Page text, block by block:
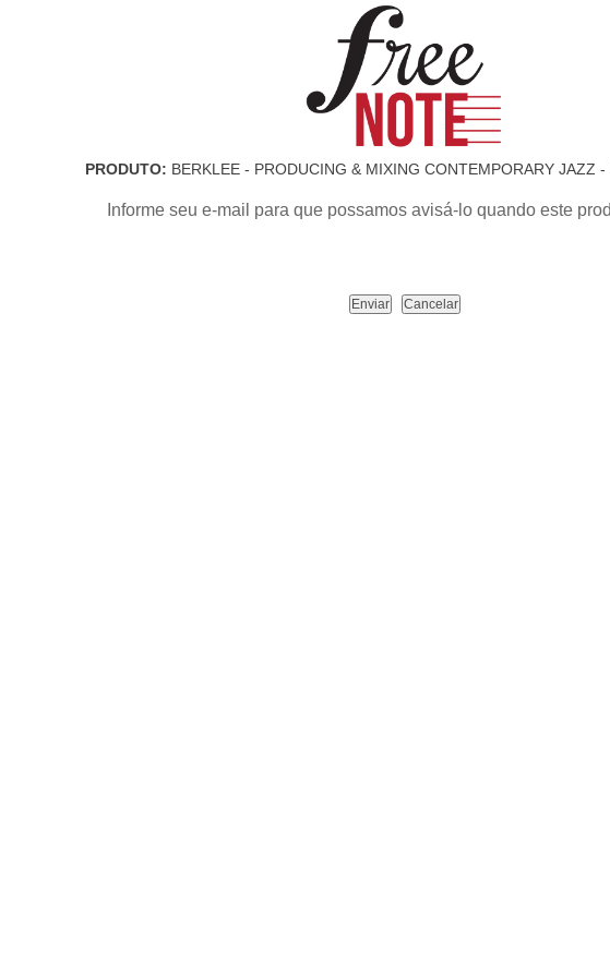
PRODUTO: BERKLEE - PRODUCING & MIXING CONTEMPORARY JAZZ
Informe seu e-mail para que possamos avisá-lo quando este